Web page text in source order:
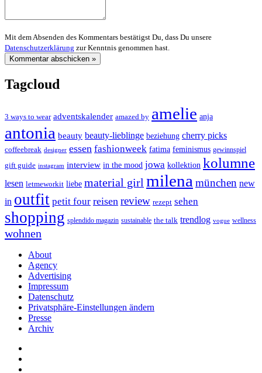
Mit dem Absenden des Kommentars bestätigst Du, dass Du unsere
Datenschutzerklärung zur Kenntnis genommen hast.
Tagcloud
3 ways to wear adventskalender amazed by amelie anja
antonia beauty beauty-lieblinge beziehung cherry picks
coffeebreak designer essen fashionweek fatima feminismus gewinnspiel
gift guide instagram interview in the mood jowa kollektion kolumne
lesen letmeworkit liebe material girl milena münchen new
in outfit petit four reisen review rezept sehen
shopping splendido magazin sustainable the talk trendlog vogue wellness
wohnen
About
Agency
Advertising
Impressum
Datenschutz
Privatsphäre-Einstellungen ändern
Presse
Archiv